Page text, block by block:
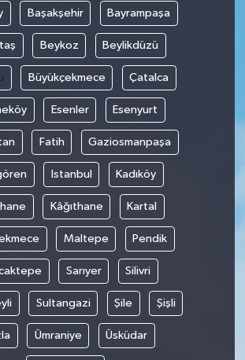
Başakşehir Bayrampaşa
Beykoz Beylikdüzü
Büyükçekmece Çatalca
Esenler Esenyurt
Fatih Gaziosmanpaşa
Istanbul Kadıköy
Kâğıthane Kartal
Maltepe Pendik
Sarıyer Silivri
Sultangazi Şile Şişli
Ümraniye Üsküdar